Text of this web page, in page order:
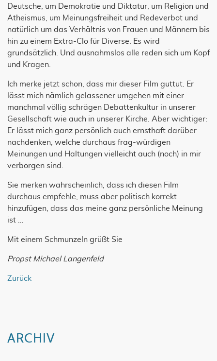
Deutsche, um Demokratie und Diktatur, um Religion und
Atheismus, um Meinungsfreiheit und Redeverbot und
natürlich um das Verhältnis von Frauen und Männern bis
hin zu einem Extra-Clo für Diverse. Es wird
grundsätzlich. Und ausnahmslos alle reden sich um Kopf
und Kragen.
Ich merke jetzt schon, dass mir dieser Film guttut. Er
lässt mich nämlich gelassener umgehen mit einer
manchmal völlig schrägen Debattenkultur in unserer
Gesellschaft wie auch in unserer Kirche. Aber wichtiger:
Er lässt mich ganz persönlich auch ernsthaft darüber
nachdenken, welche durchaus frag-würdigen
Meinungen und Haltungen vielleicht auch (noch) in mir
verborgen sind.
Sie merken wahrscheinlich, dass ich diesen Film
durchaus empfehle, muss aber politisch korrekt
hinzufügen, dass das meine ganz persönliche Meinung
ist …
Mit einem Schmunzeln grüßt Sie
Propst Michael Langenfeld
Zurück
ARCHIV